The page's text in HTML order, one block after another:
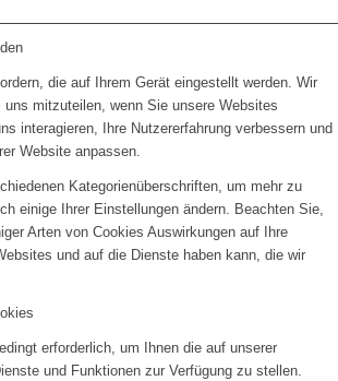
die auf Ihrem Gerät eingestellt werden. Wir
mitzuteilen, wenn Sie unsere Websites
interagieren, Ihre Nutzererfahrung verbessern und
Website anpassen.
Kategorienüberschriften, um mehr zu
einige Ihrer Einstellungen ändern. Beachten Sie,
Arten von Cookies Auswirkungen auf Ihre
und auf die Dienste haben kann, die wir
erforderlich, um Ihnen die auf unserer
und Funktionen zur Verfügung zu stellen.